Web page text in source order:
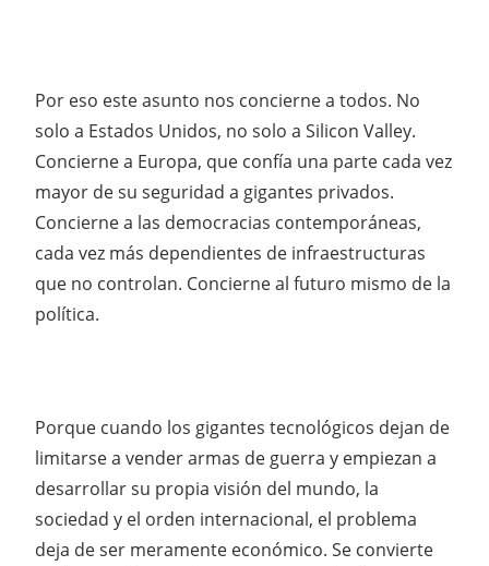
Por eso este asunto nos concierne a todos. No
solo a Estados Unidos, no solo a Silicon Valley.
Concierne a Europa, que confía una parte cada vez
mayor de su seguridad a gigantes privados.
Concierne a las democracias contemporáneas,
cada vez más dependientes de infraestructuras
que no controlan. Concierne al futuro mismo de la
política.
Porque cuando los gigantes tecnológicos dejan de
limitarse a vender armas de guerra y empiezan a
desarrollar su propia visión del mundo, la
sociedad y el orden internacional, el problema
deja de ser meramente económico. Se convierte